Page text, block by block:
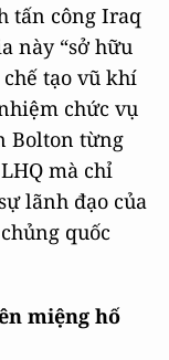
tấn công Iraq
này “sở hữu
tạo vũ khí
chức vụ
Bolton từng
mà chỉ
lãnh đạo của
quốc
miệng hố